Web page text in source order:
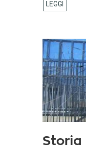
Storia